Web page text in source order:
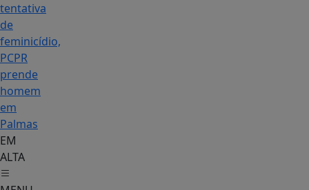
tentativa
de
feminicídio,
PCPR
prende
homem
em
Palmas
EM
ALTA